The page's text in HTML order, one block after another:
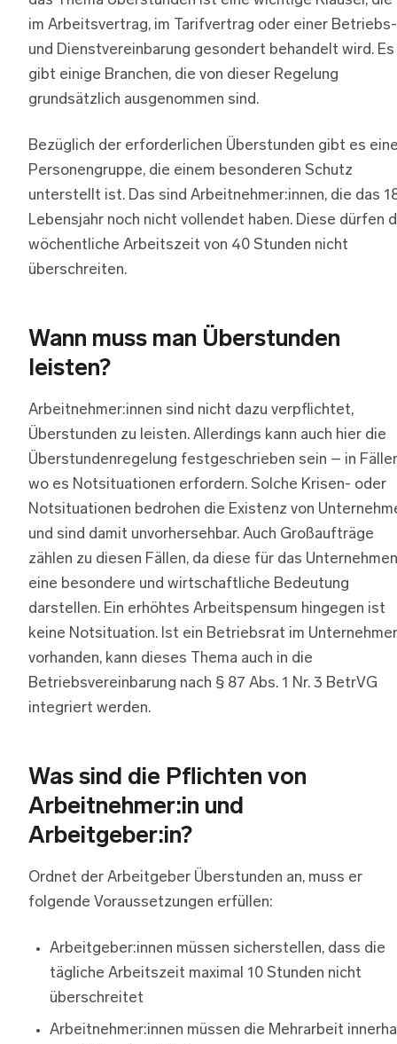
im Arbeitsvertrag, im Tarifvertrag oder einer Betriebs-
und Dienstvereinbarung gesondert behandelt wird. Es
gibt einige Branchen, die von dieser Regelung
grundsätzlich ausgenommen sind.
Bezüglich der erforderlichen Überstunden gibt es
Personengruppe, die einem besonderen Schutz
unterstellt ist. Das sind Arbeitnehmer:innen, die das
Lebensjahr noch nicht vollendet haben. Diese dürfen
wöchentliche Arbeitszeit von 40 Stunden nicht
überschreiten.
Wann muss man Überstunden
leisten?
Arbeitnehmer:innen sind nicht dazu verpflichtet,
Überstunden zu leisten. Allerdings kann auch hier die
Überstundenregelung festgeschrieben sein – in
wo es Notsituationen erfordern. Solche Krisen- oder
Notsituationen bedrohen die Existenz von
und sind damit unvorhersehbar. Auch Großaufträge
zählen zu diesen Fällen, da diese für das Unternehmen
eine besondere und wirtschaftliche Bedeutung
darstellen. Ein erhöhtes Arbeitspensum hingegen ist
keine Notsituation. Ist ein Betriebsrat im
vorhanden, kann dieses Thema auch in die
Betriebsvereinbarung nach § 87 Abs. 1 Nr. 3 BetrVG
integriert werden.
Was sind die Pflichten von
Arbeitnehmer:in und
Arbeitgeber:in?
Ordnet der Arbeitgeber Überstunden an, muss er
folgende Voraussetzungen erfüllen:
Arbeitgeber:innen müssen sicherstellen, dass die
tägliche Arbeitszeit maximal 10 Stunden nicht
überschreitet
Arbeitnehmer:innen müssen die Mehrarbeit